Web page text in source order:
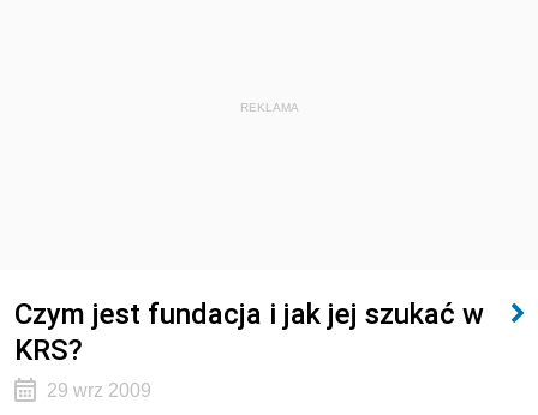
REKLAMA
Czym jest fundacja i jak jej szukać w
KRS?
29 wrz 2009